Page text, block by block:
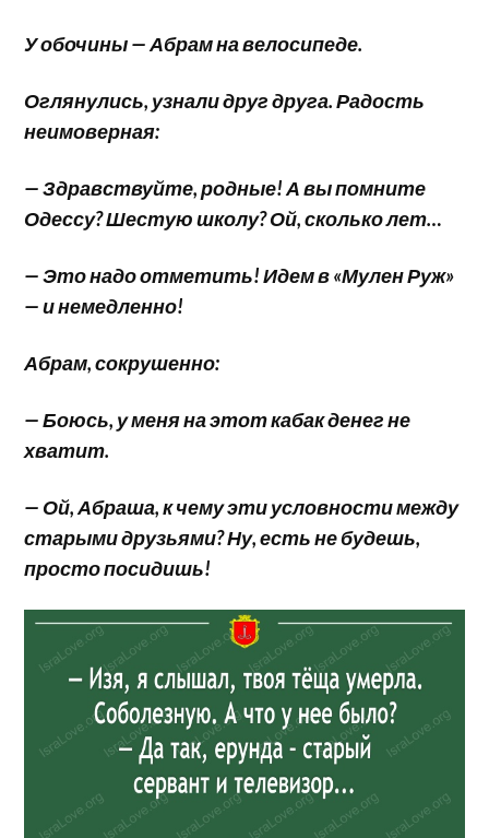
У обочины — Абрам на велосипеде.
Оглянулись, узнали друг друга. Радость
неимоверная:
— Здравствуйте, родные! А вы помните
Одессу? Шестую школу? Ой, сколько лет…
— Это надо отметить! Идем в «Мулен Руж»
— и немедленно!
Абрам, сокрушенно:
— Боюсь, у меня на этот кабак денег не
хватит.
— Ой, Абраша, к чему эти условности между
старыми друзьями? Ну, есть не будешь,
просто посидишь!